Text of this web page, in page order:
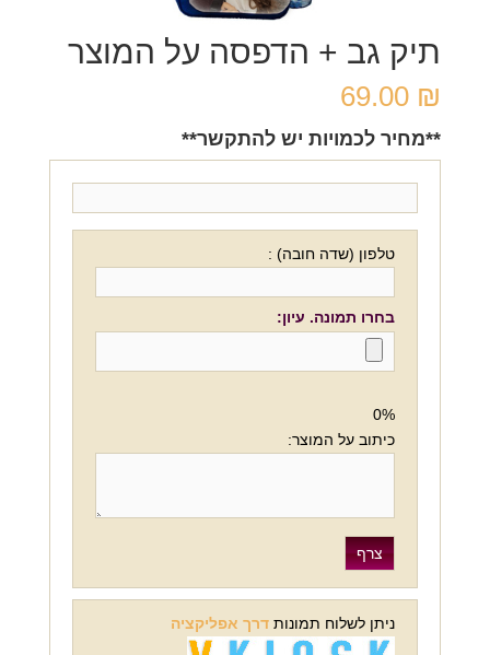
תיק גב + הדפסה על המוצר
69.00 ₪
**מחיר לכמויות יש להתקשר**
טלפון (שדה חובה) :
בחרו תמונה. עיון:
0%
כיתוב על המוצר:
ניתן לשלוח תמונות דרך אפליקציה